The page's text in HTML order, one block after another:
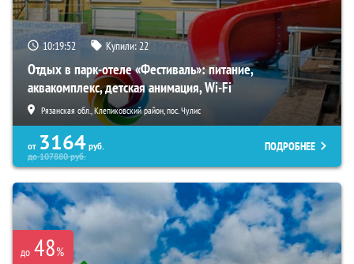
10:19:50 Купили:22
Отдых в парк-отеле «Фестиваль»: питание,
аквакомплекс, детская анимация, Wi-Fi
Рязанская обл., Клепиковский район, пос. Чулис
от 3164 руб.
до107880руб.
ПОДРОБНЕЕ
до 48%